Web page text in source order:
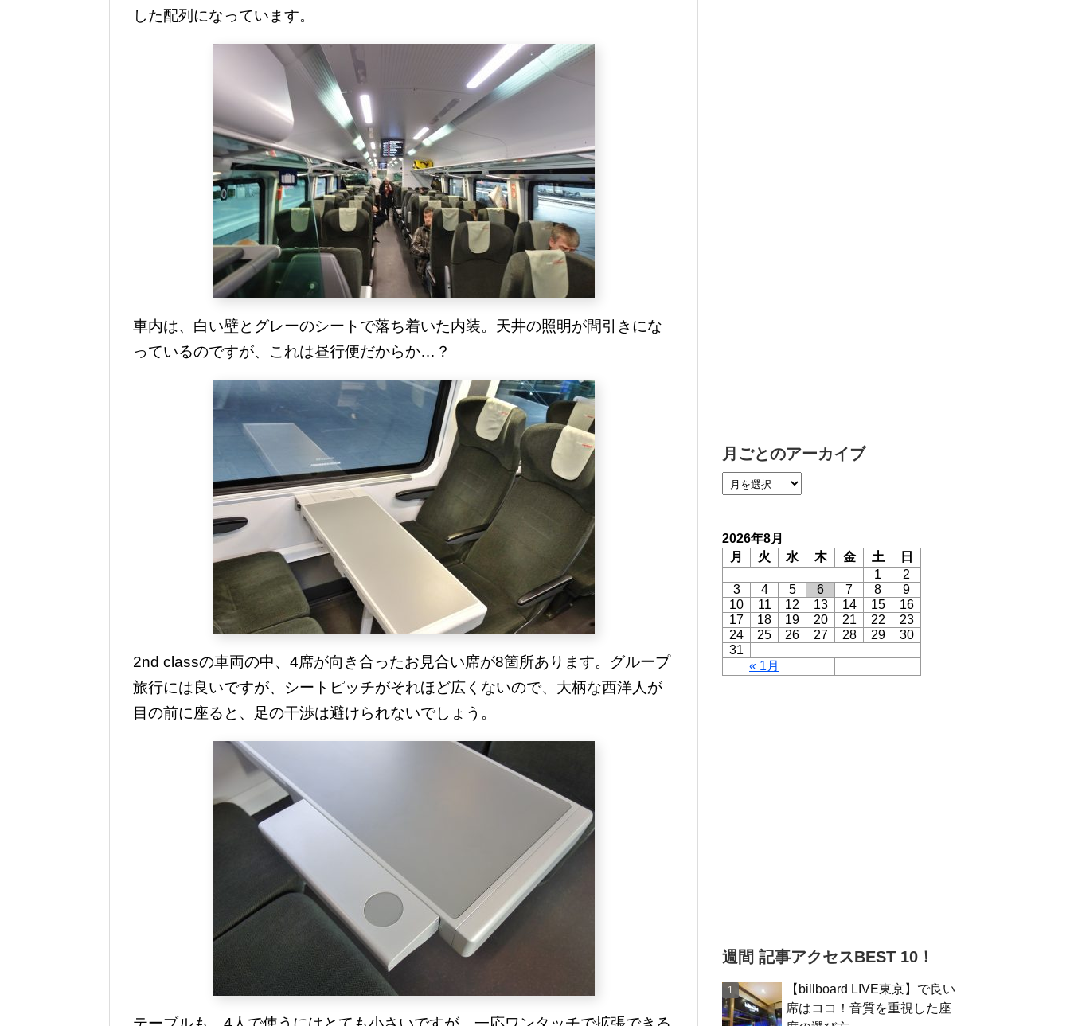
した配列になっています。
車内は、白い壁とグレーのシートで落ち着いた内装。天井の照明が間引きにな
っているのですが、これは昼行便だからか…？
2nd classの車両の中、4席が向き合ったお見合い席が8箇所あります。グループ
旅行には良いですが、シートピッチがそれほど広くないので、大柄な西洋人が
目の前に座ると、足の干渉は避けられないでしょう。
月ごとのアーカイブ
2026年8月
月
火 水 木 金 土 日
« 1月
1
2
3
4 5 6 7 8
9
10
11 12 13 14 15
16
17
18 19 20 21 22
23
24
25 26 27 28 29
30
31
週間 記事アクセスBEST 10！
【billboard LIVE東京】で良い
席はココ！音質を重視した座